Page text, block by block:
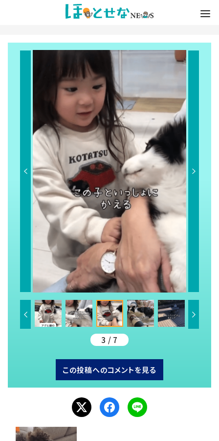
3 / 7
この投稿へのコメントを見る